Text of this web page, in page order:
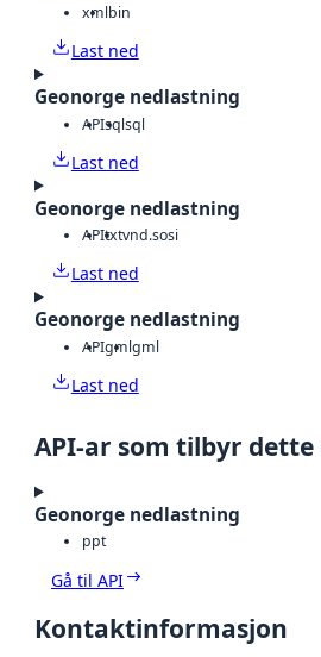
xmlbin
Last ned
Geonorge nedlastning
APIsqlsql
Last ned
Geonorge nedlastning
APItxtvnd.sosi
Last ned
Geonorge nedlastning
APIgmlgml
Last ned
API-ar som tilbyr
Geonorge nedlastning
ppt
Gå til API
Kontaktinformasjon